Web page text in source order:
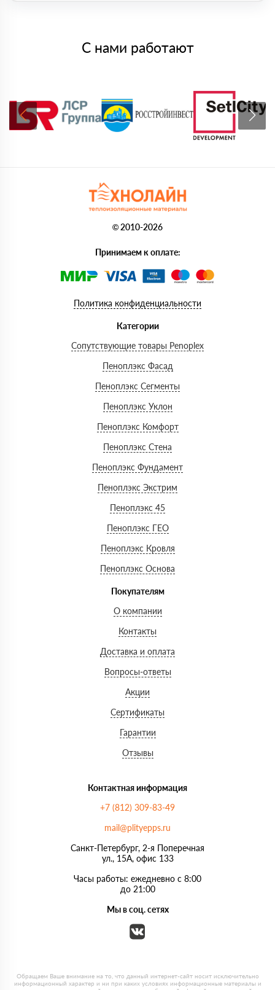
С нами работают
© 2010-2026
Принимаем к оплате:
Политика конфиденциальности
Категории
Сопутствующие товары Penoplex
Пеноплэкс Фасад
Пеноплэкс Сегменты
Пеноплэкс Уклон
Пеноплэкс Комфорт
Пеноплэкс Стена
Пеноплэкс Фундамент
Пеноплэкс Экстрим
Пеноплэкс 45
Пеноплэкс ГЕО
Пеноплэкс Кровля
Пеноплэкс Основа
Покупателям
О компании
Контакты
Доставка и оплата
Вопросы-ответы
Акции
Сертификаты
Гарантии
Отзывы
Контактная информация
+7 (812) 309-83-49
mail@plityepps.ru
Санкт-Петербург, 2-я Поперечная
ул., 15А, офис 133
Часы работы: ежедневно с 8:00
до 21:00
Мы в соц. сетях